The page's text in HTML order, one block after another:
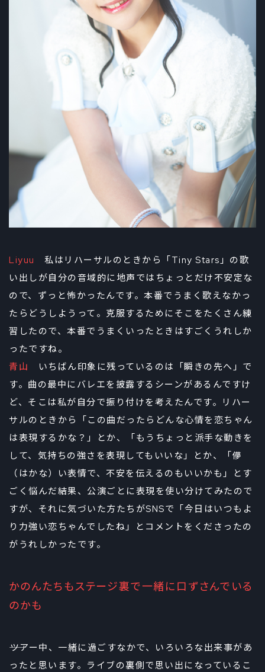
Liyuu
私はリハーサルのときから「Tiny Stars」の歌
い出しが自分の音域的に地声ではちょっとだけ不安定な
ので、ずっと怖かったんです。本番でうまく歌えなかっ
たらどうしようって。克服するためにそこをたくさん練
習したので、本番でうまくいったときはすごくうれしか
ったですね。
青山 いちばん印象に残っているのは「瞬きの先へ」で
す。曲の最中にバレエを披露するシーンがあるんですけ
ど、そこは私が自分で振り付けを考えたんです。リハー
サルのときから「この曲だったらどんな心情を恋ちゃん
は表現するかな？」とか、「もうちょっと派手な動きを
して、気持ちの強さを表現してもいいな」とか、「儚
（はかな）い表情で、不安を伝えるのもいいかも」とす
ごく悩んだ結果、公演ごとに表現を使い分けてみたので
すが、それに気づいた方たちがSNSで「今日はいつもよ
り力強い恋ちゃんでしたね」とコメントをくださったの
がうれしかったです。
かのんたちもステージ裏で一緒に口ずさんでいる
のかも
――ツアー中、一緒に過ごすなかで、いろいろな出来事があ
ったと思います。ライブの裏側で思い出になっているこ